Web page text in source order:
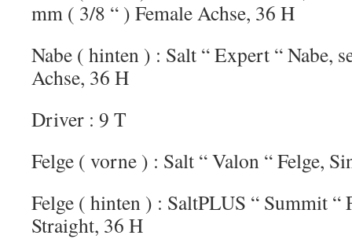
mm ( 3/8 “ ) Female Achse, 36 H
Nabe ( hinten ) : Salt “ Expert “ Nabe,
Achse, 36 H
Driver : 9 T
Felge ( vorne ) : Salt “ Valon “ Felge,
Felge ( hinten ) : SaltPLUS “ Summit “
Straight, 36 H